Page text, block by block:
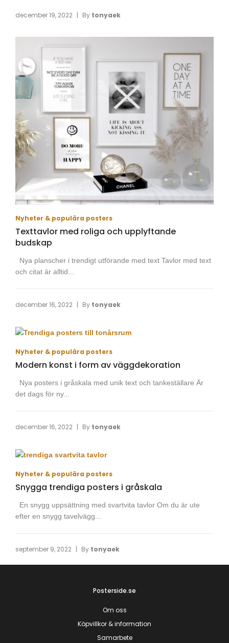
december 19, 2022 | By tonyaek
Nyheter & populära posters
Texttavlor med roliga och upplyftande
budskap
Nya planscher i trendigt utförande med text Tavlor med text
och citat är alltid...
december 16, 2022 | By tonyaek
Nyheter & populära posters
Modern konst i form av väggdekoration
Nya posters i gråskala med unik text och tankeställare Är
det dags för ny...
december 16, 2022 | By tonyaek
Nyheter & populära posters
Snygga trendiga posters i gråskala
En snygg uppsättning med svartvita tavlor Om du är ute
efter en snygg tavelvägg...
september 9, 2022 | By tonyaek
Posterside.se
Om oss
Köpvillkor & information
Samarbete